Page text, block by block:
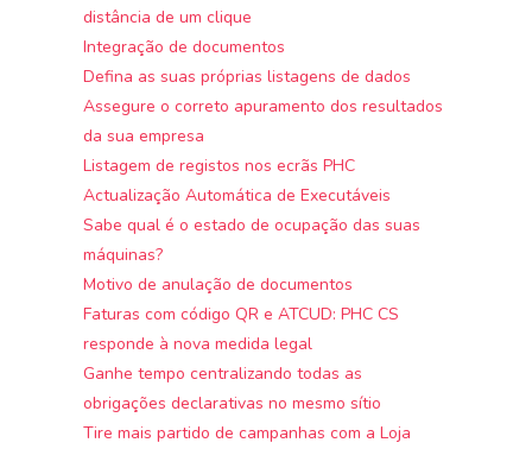
distância de um clique
Integração de documentos
Defina as suas próprias listagens de dados
Assegure o correto apuramento dos resultados
da sua empresa
Listagem de registos nos ecrãs PHC
Actualização Automática de Executáveis
Sabe qual é o estado de ocupação das suas
máquinas?
Motivo de anulação de documentos
Faturas com código QR e ATCUD: PHC CS
responde à nova medida legal
Ganhe tempo centralizando todas as
obrigações declarativas no mesmo sítio
Tire mais partido de campanhas com a Loja